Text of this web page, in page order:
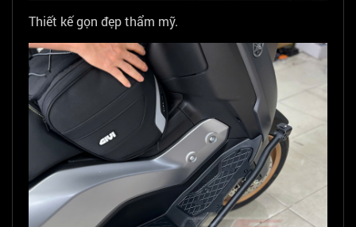
Thiết kế gọn đẹp thẩm mỹ.